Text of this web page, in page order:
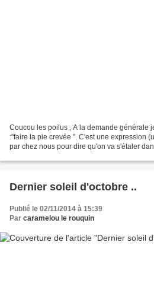
Coucou les poilus , A la demande générale
:"faire la pie crevée ". C'est une expression
par chez nous pour dire qu'on va s'étaler
Dernier soleil d'octobre ..
Publié le 02/11/2014 à 15:39
Par caramelou le rouquin